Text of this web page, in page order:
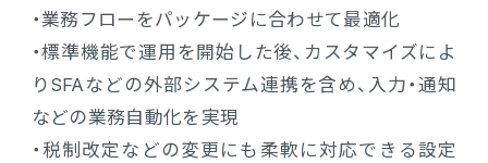
・業務フローをパッケージに合わせて最適化
・標準機能で運用を開始した後、カスタマイズによ
りSFAなどの外部システム連携を含め、入力・通知
などの業務自動化を実現
・税制改定などの変更にも柔軟に対応できる設定